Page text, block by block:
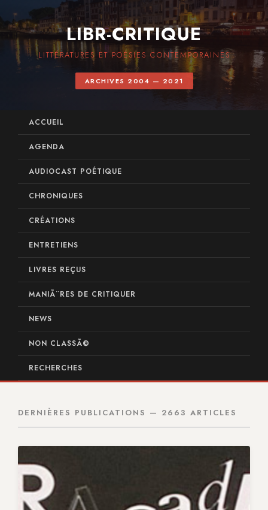
LIBR-CRITIQUE
LITTÉRATURES ET POÉSIES CONTEMPORAINES
ARCHIVES 2004 — 2021
ACCUEIL
AGENDA
AUDIOCAST POÉTIQUE
CHRONIQUES
CRÉATIONS
ENTRETIENS
LIVRES REÇUS
MANIÃ¨RES DE CRITIQUER
NEWS
NON CLASSÃ©
RECHERCHES
DERNIÈRES PUBLICATIONS — 2663 ARTICLES